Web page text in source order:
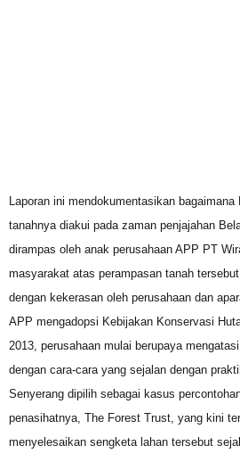
Laporan ini mendokumentasikan
tanahnya diakui pada zaman penjajahan
dirampas oleh anak perusahaan APP PT
masyarakat atas perampasan tanah
dengan kekerasan oleh perusahaan dan
APP mengadopsi Kebijakan Konservasi
2013, perusahaan mulai berupaya
dengan cara-cara yang sejalan dengan
Senyerang dipilih sebagai kasus
penasihatnya, The Forest Trust, yang kini
menyelesaikan sengketa lahan tersebut